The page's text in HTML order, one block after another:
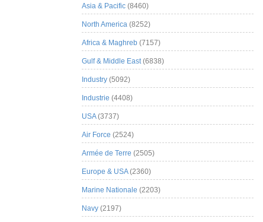
Asia & Pacific (8460)
North America (8252)
Africa & Maghreb (7157)
Gulf & Middle East(6838)
Industry (5092)
Industrie (4408)
USA(3737)
Air Force (2524)
Armée de Terre (2505)
Europe & USA(2360)
Marine Nationale (2203)
Navy (2197)